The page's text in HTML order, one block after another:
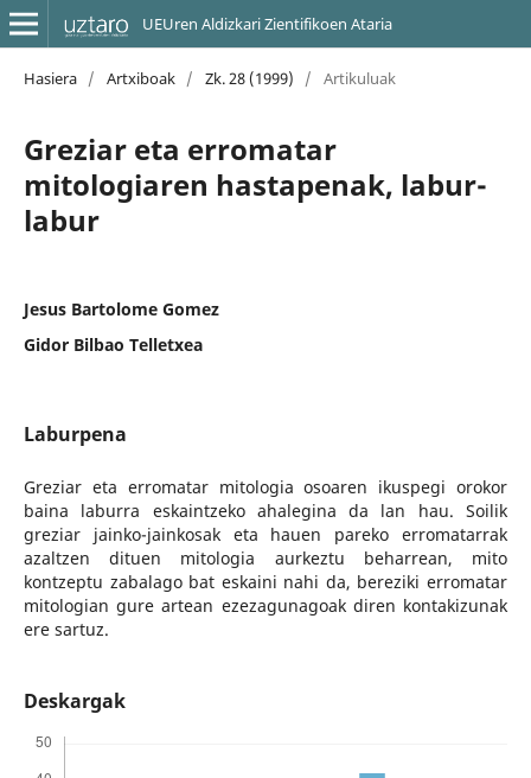
UEUren Aldizkari Zientifikoen Ataria
Hasiera / Artxiboak / Zk. 28 (1999) / Artikuluak
Greziar eta erromatar
mitologiaren hastapenak, labur-
labur
Jesus Bartolome Gomez
Gidor Bilbao Telletxea
Laburpena
Greziar eta erromatar mitologia osoaren ikuspegi orokor
baina laburra eskaintzeko ahalegina da lan hau. Soilik
greziar jainko-jainkosak eta hauen pareko erromatarrak
azaltzen dituen mitologia aurkeztu beharrean, mito
kontzeptu zabalago bat eskaini nahi da, bereziki erromatar
mitologian gure artean ezezagunagoak diren kontakizunak
ere sartuz.
Deskargak